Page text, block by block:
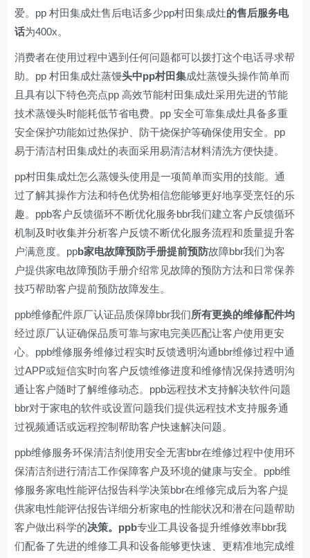
爱。pp 村田集成灶售后电话多少pp村田集成灶的售后服务电
话为400x。
消费者在使用过程中遇到任何问题都可以拨打这个电话寻求帮
助。pp 村田集成灶蒸馒头中pp村田集成灶蒸馒头操作简单而
且具有以下特色亮点pp 高效节能村田集成灶采用先进的节能
技术蒸馒头时能耗低节省电费。pp 安全可靠集成灶具备多重
安全保护功能如过热保护、防干烧保护等确保使用安全。pp
易于清洁村田集成灶的表面采用易清洁材料清洗方便快捷。
pp村田集成灶怎么蒸馒头使用是一项简单而实用的技能。通
过了解其操作方法和特色优势相信您能够更好地享受烹饪的乐
趣。ppb客户反馈循环不断优化服务bbr我们建立客户反馈循环
机制及时收集并分析客户反馈不断优化服务流程和质量提升客
户满意度。ppb家电故障预防手册提前预防故障bbr我们为客
户提供家电故障预防手册介绍常见故障的预防方法和日常保养
技巧帮助客户提前预防故障发生。
ppb维修配件原厂认证品质保障bbr我们所有更换的维修配件均
经过原厂认证确保品质可靠与家电完美匹配让客户使用更安
心。ppb维修服务维修过程实时反馈透明沟通bbr维修过程中通
过APP或短信实时向客户反馈维修进度和维修情况保持透明沟
通让客户随时了解维修动态。ppb远程技术支持解决软件问题
bbr对于家电的软件或设置问题我们提供远程技术支持服务通
过视频通话或远程控制帮助客户快速解决问题。
ppb维修服务环保清洁剂使用安全无害bbr在维修过程中使用环
保清洁剂进行清洁工作保障客户及环境的健康与安全。ppb维
修服务家电性能评估报告科学决策bbr在维修完成后为客户提
供家电性能评估报告详细分析家电的性能状况和潜在问题帮助
客户做出科学的决策。ppb专业工具设备提升维修效率bbr我
们配备了先进的维修工具和设备能够更快速、更精准地完成维